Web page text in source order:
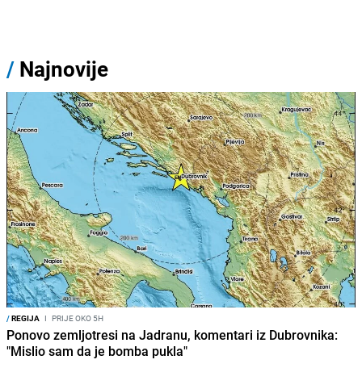
/ Najnovije
/REGIJA I PRIJE OKO 5H
Ponovo zemljotresi na Jadranu, komentari iz Dubrovnika:
"Mislio sam da je bomba pukla"